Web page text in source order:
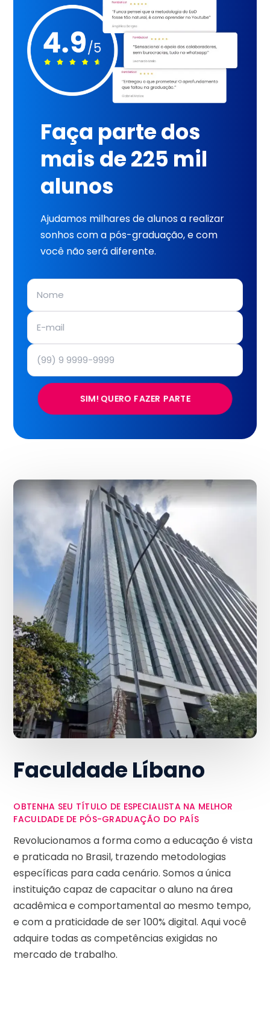
Faça parte dos
mais de 225 mil
alunos
Ajudamos milhares de alunos a realizar
sonhos com a pós-graduação, e com
você não será diferente.
SIM! QUERO FAZER PARTE
Faculdade Líbano
OBTENHA SEU TÍTULO DE ESPECIALISTA NA MELHOR
FACULDADE DE PÓS-GRADUAÇÃO DO PAÍS
Revolucionamos a forma como a educação é vista
e praticada no Brasil, trazendo metodologias
específicas para cada cenário. Somos a única
instituição capaz de capacitar o aluno na área
acadêmica e comportamental ao mesmo tempo,
e com a praticidade de ser 100% digital. Aqui você
adquire todas as competências exigidas no
mercado de trabalho.